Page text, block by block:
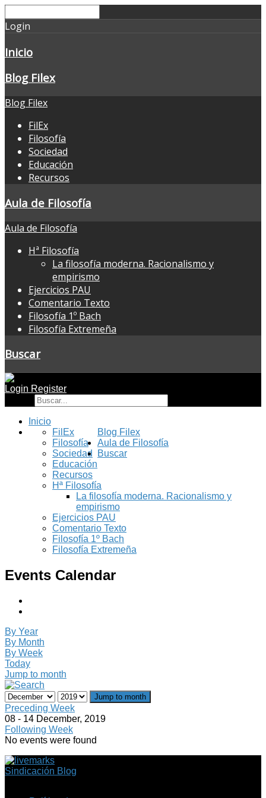
Login
Inicio
Blog Filex
Blog Filex
FilEx
Filosofía
Sociedad
Educación
Recursos
Aula de Filosofía
Aula de Filosofía
Hª Filosofía
La filosofía moderna. Racionalismo y
empirismo
Ejercicios PAU
Comentario Texto
Filosofía 1º Bach
Filosofía Extremeña
Buscar
Login Register
Inicio
Blog Filex
FilEx
Filosofía
Sociedad
Educación
Recursos
Aula de Filosofía
Hª Filosofía
La filosofía moderna. Racionalismo y
empirismo
Ejercicios PAU
Comentario Texto
Filosofía 1º Bach
Filosofía Extremeña
Buscar
Events Calendar
By Year
By Month
By Week
Today
Jump to month
Jump to month
Preceding Week
08 - 14 December, 2019
Following Week
No events were found
Sindicación Blog